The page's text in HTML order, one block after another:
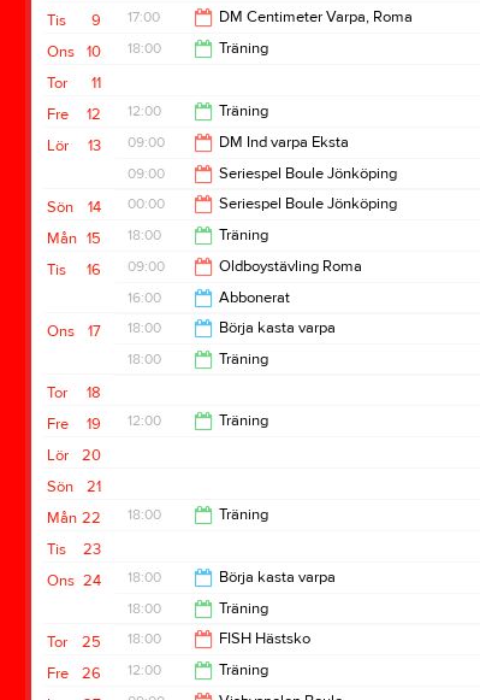
19:00
20:00
9
Tis 17:00 DM Centimeter Varpa, Roma
10
Ons 18:00 Träning
20:00
11
Tor
12
Fre 12:00 Träning
14:00
13
Lör 09:00 DM Ind varpa Eksta
15:00
09:00 Seriespel Boule Jönköping
00:00
14
Sön 00:00 Seriespel Boule Jönköping
17:00
15
Mån 18:00 Träning
20:00
16
Tis 09:00 Oldboystävling Roma
14:00
16:00 Abbonerat
20:00
17
Ons 18:00 Börja kasta varpa
18:00 Träning
20:00
18
Tor
19
Fre 12:00 Träning
20
Lör
21
Sön
22
Mån 18:00 Träning
20:00
23
Tis
24
Ons 18:00 Börja kasta varpa
20:00
18:00 Träning
20:00
25
Tor 18:00 FISH Hästsko
26
Fre 12:00
Träning